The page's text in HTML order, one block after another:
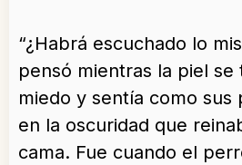
“¿Habrá escuchado lo
pensó mientras la piel se
miedo y sentía como sus
en la oscuridad que
cama. Fue cuando el